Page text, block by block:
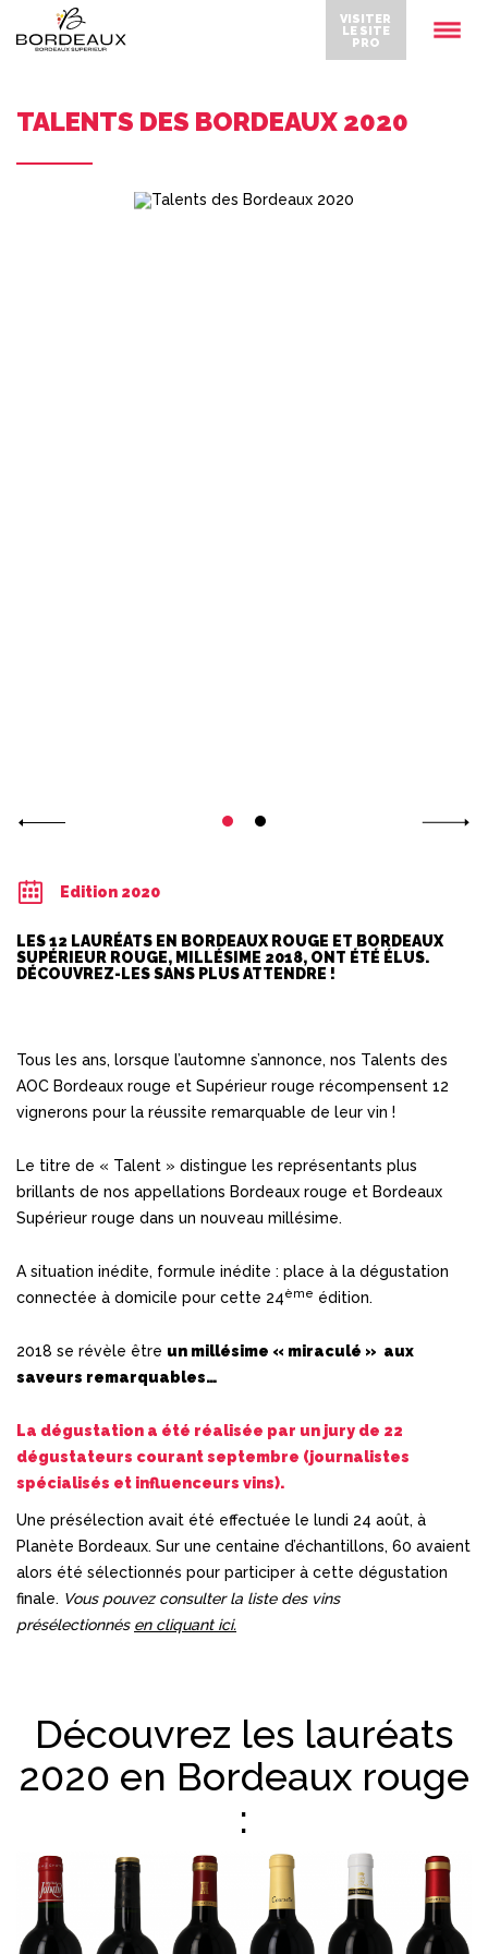
VISITER
LE SITE
PRO
Edition 2020
LES 12 LAURÉATS EN BORDEAUX ROUGE ET BORDEAUX
SUPÉRIEUR ROUGE, MILLÉSIME 2018, ONT ÉTÉ ÉLUS.
DÉCOUVREZ-LES SANS PLUS ATTENDRE !
Tous les ans, lorsque l’automne s’annonce, nos Talents des
AOC Bordeaux rouge et Supérieur rouge récompensent 12
vignerons pour la réussite remarquable de leur vin !
Le titre de « Talent » distingue les représentants plus
brillants de nos appellations Bordeaux rouge et Bordeaux
Supérieur rouge dans un nouveau millésime.
A situation inédite, formule inédite : place à la dégustation
connectée à domicile pour cette 24ème édition.
2018 se révèle être un millésime « miraculé » aux
saveurs remarquables…
La dégustation a été réalisée par un jury de 22
dégustateurs courant septembre (journalistes
spécialisés et influenceurs vins).
Une présélection avait été effectuée le lundi 24 août, à
Planète Bordeaux. Sur une centaine d’échantillons, 60 avaient
alors été sélectionnés pour participer à cette dégustation
finale. Vous pouvez consulter la liste des vins
présélectionnés en cliquant ici.
Découvrez les lauréats
2020 en Bordeaux rouge
:
TALENTS DES BORDEAUX 2020